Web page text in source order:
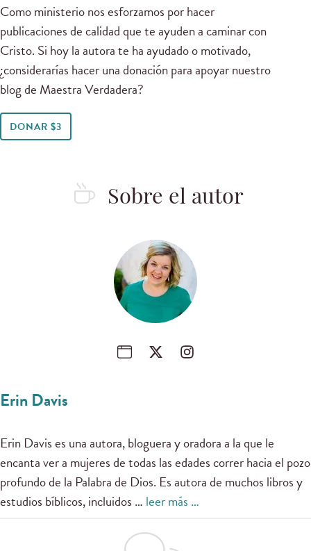
Como ministerio nos esforzamos por hacer
publicaciones de calidad que te ayuden a caminar con
Cristo. Si hoy la autora te ha ayudado o motivado,
¿considerarías hacer una donación para apoyar nuestro
blog de Maestra Verdadera?
DONAR $3
Sobre el autor
Erin Davis
Erin Davis es una autora, bloguera y oradora a la que le
encanta ver a mujeres de todas las edades correr hacia el pozo
profundo de la Palabra de Dios. Es autora de muchos libros y
estudios bíblicos, incluidos … leer más …